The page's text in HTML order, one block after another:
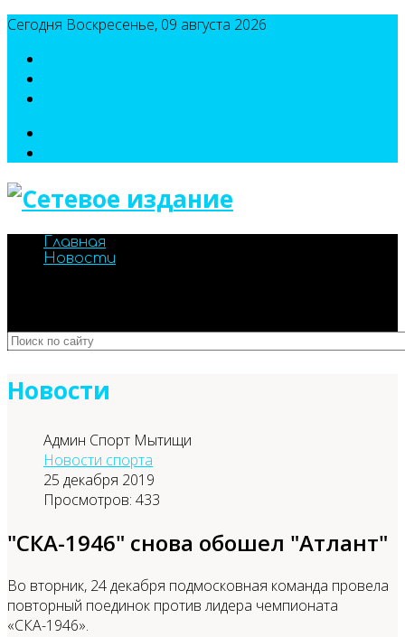
Сегодня Воскресенье, 09 августа 2026
Главная
Новости
Новости
Админ Спорт Мытищи
Новости спорта
25 декабря 2019
Просмотров: 433
"СКА-1946" снова обошел "Атлант"
Во вторник, 24 декабря подмосковная команда провела
повторный поединок против лидера чемпионата
«СКА-1946».